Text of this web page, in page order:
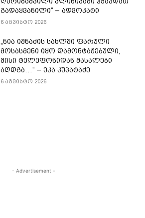
გადაყვანილი“ – ადვოკატი
6 აგვისტო 2026
„ნია იმნაძის სახლში ფარული
მოსასმენი იყო დამონტაჟებული,
მისი ტელეფონიდან მასალები
აღდგა…“ – ეკა კუპატაძე
6 აგვისტო 2026
- Advertisement -